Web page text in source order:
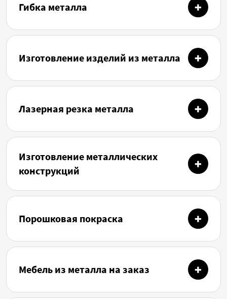
Гибка металла
Изготовление изделий из металла
Лазерная резка металла
Изготовление металлических
конструкций
Порошковая покраска
Мебель из металла на заказ